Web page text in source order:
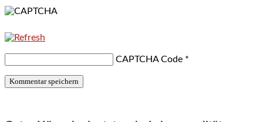
CAPTCHA Code *